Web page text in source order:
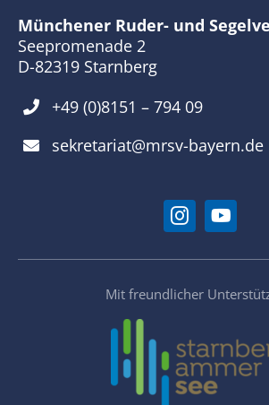
Münchener Ruder- und
Seepromenade 2
D-82319 Starnberg
+49 (0)8151 – 794 09
sekretariat@mrsv-bayern.de
Mit freundlicher